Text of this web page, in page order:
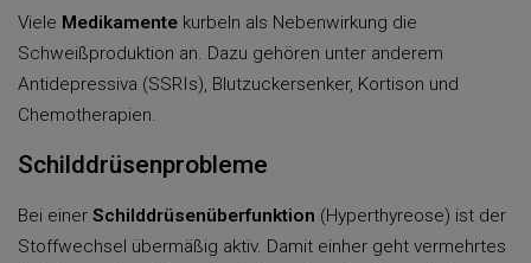
Viele Medikamente kurbeln als Nebenwirkung die
Schweißproduktion an. Dazu gehören unter anderem
Antidepressiva (SSRIs), Blutzuckersenker, Kortison und
Chemotherapien.
Schilddrüsenprobleme
Bei einer Schilddrüsenüberfunktion (Hyperthyreose) ist der
Stoffwechsel übermäßig aktiv. Damit einher geht vermehrtes